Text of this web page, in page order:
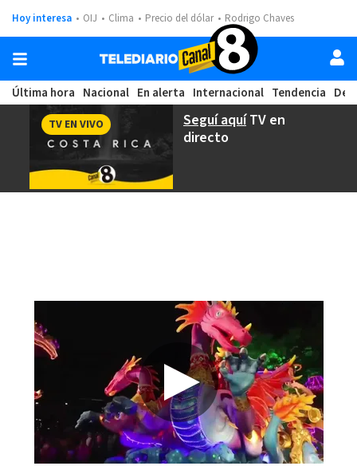
Hoy interesa OIJ Clima Precio del dólar Rodrigo Chaves
Última hora Nacional En alerta Internacional Tendencia
Seguí aquíTV en
directo
TV EN VIVO